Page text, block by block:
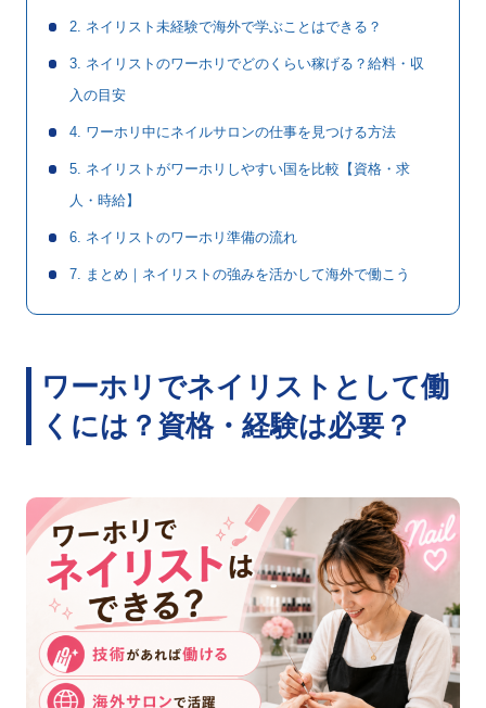
2. ネイリスト未経験で海外で学ぶことはできる？
3. ネイリストのワーホリでどのくらい稼げる？給料・収
入の目安
4. ワーホリ中にネイルサロンの仕事を見つける方法
5. ネイリストがワーホリしやすい国を比較【資格・求
人・時給】
6. ネイリストのワーホリ準備の流れ
7. まとめ｜ネイリストの強みを活かして海外で働こう
ワーホリでネイリストとして働
くには？資格・経験は必要？